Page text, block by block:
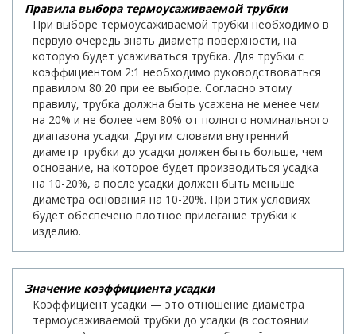
Правила выбора термоусаживаемой трубки
При выборе термоусаживаемой трубки необходимо в
первую очередь знать диаметр поверхности, на
которую будет усаживаться трубка. Для трубки с
коэффициентом 2:1 необходимо руководствоваться
правилом 80:20 при ее выборе. Согласно этому
правилу, трубка должна быть усажена не менее чем
на 20% и не более чем 80% от полного номинального
диапазона усадки. Другим словами внутренний
диаметр трубки до усадки должен быть больше, чем
основание, на которое будет производиться усадка
на 10-20%, а после усадки должен быть меньше
диаметра основания на 10-20%. При этих условиях
будет обеспечено плотное прилегание трубки к
изделию.
Значение коэффициента усадки
Коэффициент усадки — это отношение диаметра
термоусаживаемой трубки до усадки (в состоянии